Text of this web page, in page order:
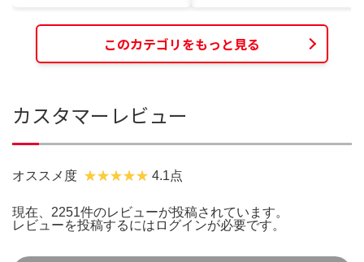
このカテゴリをもっと見る
カスタマーレビュー
オススメ度 4.1点
現在、2251件のレビューが投稿されています。
レビューを投稿するには ログインが必要です。